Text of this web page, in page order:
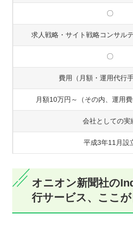
〇
求人戦略・サイト戦略コンサル
〇
費用（月額・運用代行手
月額10万円～（その内、運用費
会社としての実
平成3年11月設
オニオン新聞社の
行サービス、ここが